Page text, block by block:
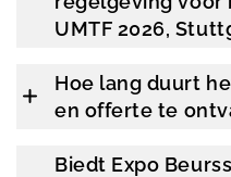
UMTF 2026,
Hoe lang duurt
en offerte te
Biedt Expo